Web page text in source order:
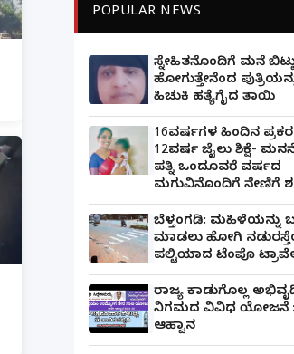
POPULAR NEWS
ಸ್ನೇಹಿತನೊಂದಿಗೆ ಮನೆ
ಹೋಗುತ್ತೇನೆಂದ
ಹಿಚುಕಿ ಹತ್ಯೆಗೈದ ತಾಯಿ
16ವರ್ಷಗಳ ಹಿಂದಿನ
12ವರ್ಷ ಜೈಲು ಶಿಕ್ಷೆ-
ಪತ್ನಿ ಒಂದೂವರೆ ವರ್ಷದ
ಮಗುವಿನೊಂದಿಗೆ ನೇಣಿಗೆ
ಬೆಳ್ತಂಗಡಿ: ಮಹಿಳೆಯನ್ನು
ಮಾಡಲು ಹೋಗಿ
ಪಲ್ಟಿಯಾದ ಟೆಂಪೊ
ರಾಜ್ಯ ಕಾಡುಗೊಲ್ಲ
ನಿಗಮದ ವಿವಿಧ ಯೋಜನೆ
ಆಹ್ವಾನ